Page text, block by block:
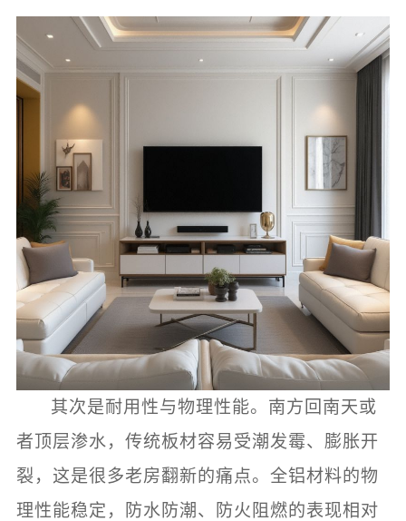
其次是耐用性与物理性能。南方回南天或
者顶层渗水，传统板材容易受潮发霉、膨胀开
裂，这是很多老房翻新的痛点。全铝材料的物
理性能稳定，防水防潮、防火阻燃的表现相对